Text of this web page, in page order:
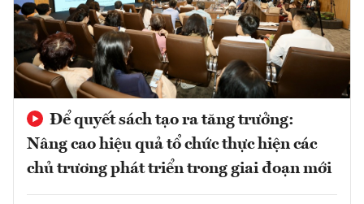
Để quyết sách tạo ra tăng trưởng:
Nâng cao hiệu quả tổ chức thực hiện các
chủ trương phát triển trong giai đoạn mới